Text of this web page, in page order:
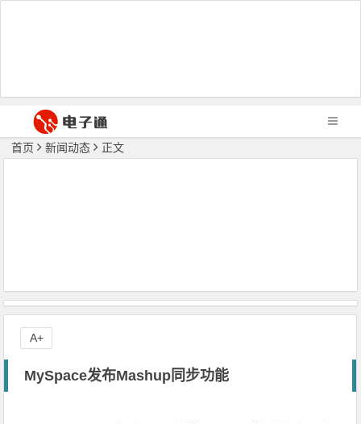
首页 新闻动态 正文
MySpace发布Mashup同步功能
A+